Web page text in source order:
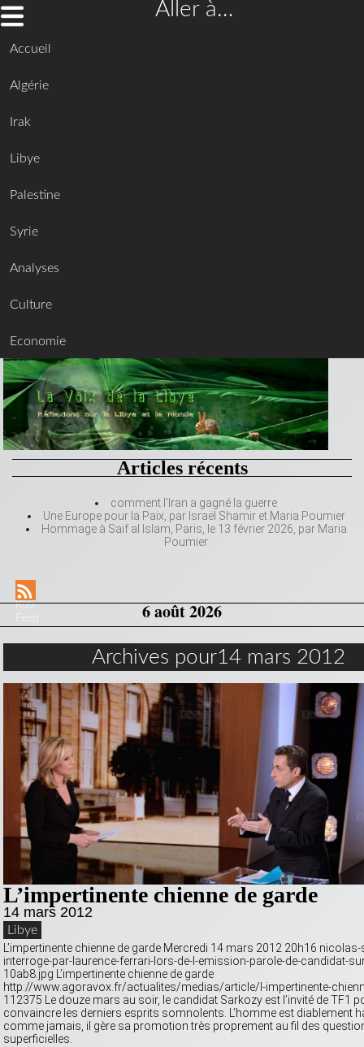
Aller à…
Accueil
Algérie
Irak
Libye
Palestine
Syrie
Analyses
Culture
Economie
Articles récents
comment l’Iran a gagné la guerre
Une Europe pour la Paix, par Israël Shamir et Maria Poumier
Hommage à Saif al Islam, Paris, le 13 février 2026, par Maria
Poumier
RSS
Feed
6 août 2026
Archives pour14 mars 2012
L’impertinente chienne de garde
14 mars 2012
Libye
L’impertinente chienne de garde Mercredi 14 mars 2012 20h16
interroge-par-laurence-ferrari-lors-de-l-emission-parole-de-candidat-
10ab8.jpg L’impertinente chienne de garde
http://www.agoravox.fr/actualites/medias/article/l-impertinente-
112375 Le douze mars au soir, le candidat Sarkozy est l’invité de TF1
convaincre les derniers esprits somnolents. L’homme est diablement
comme jamais, il gère sa promotion très proprement au fil des
superficielles.